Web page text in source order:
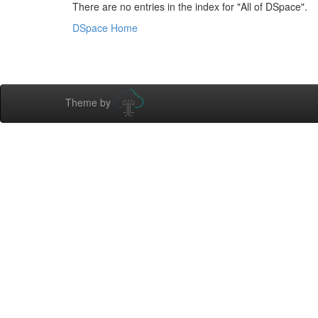
There are no entries in the index for "All of DSpace".
DSpace Home
Theme by